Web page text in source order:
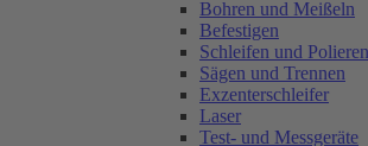
Bohren und Meißeln
Befestigen
Schleifen und Polieren
Sägen und Trennen
Exzenterschleifer
Laser
Test- und Messgeräte